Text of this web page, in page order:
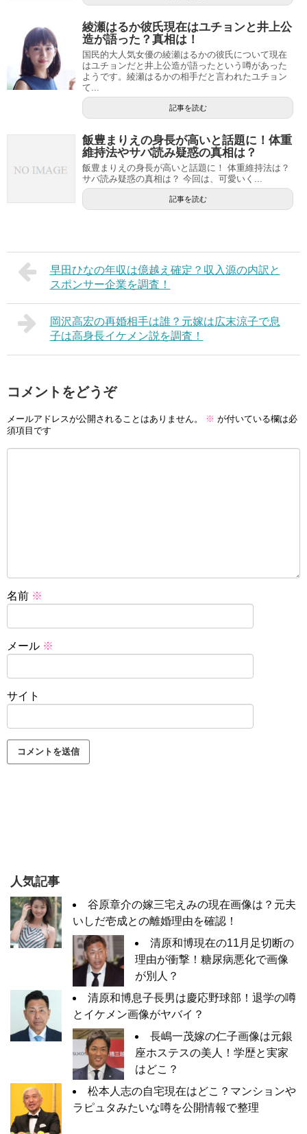
綾瀬はるか彼氏現在はユチョンと井上公
造が語った？真相は！
国民的大人気女優の綾瀬はるかの彼氏について現在
はユチョンだと井上公造が語ったという噂があった
ようです。綾瀬はるかの相手だと言われたユチョン
て...
記事を読む
飯豊まりえの身長が高いと話題に！体重
維持法やサバ読み疑惑の真相は？
飯豊まりえの身長が高いと話題に！ 体重維持法は？
サバ読み疑惑の真相は？ 今回は、可愛いく...
記事を読む
早田ひなの年収は億越え確定？収入源の内訳と
スポンサー企業を調査！
岡沢高宏の再婚相手は誰？元嫁は広末涼子で息
子は高身長イケメン説を調査！
コメントをどうぞ
メールアドレスが公開されることはありません。 ※ が付いている欄は必
須項目です
名前 ※
メール ※
サイト
人気記事
谷原章介の嫁三宅えみの現在画像は？元夫
いしだ壱成との離婚理由を確認！
清原和博現在の11月足切断の
理由が衝撃！糖尿病悪化で画像
が別人？
清原和博息子長男は慶応野球部！退学の噂
とイケメン画像がヤバイ？
長嶋一茂嫁の仁子画像は元銀
座ホステスの美人！学歴と実家
はどこ？
松本人志の自宅現在はどこ？マンションや
ラピュタみたいな噂を公開情報で整理